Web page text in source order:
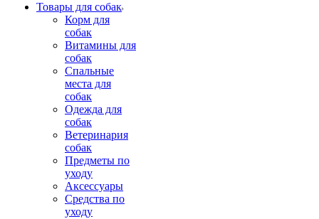
Товары для собак
Корм для
собак
Витамины для
собак
Спальные
места для
собак
Одежда для
собак
Ветеринария
собак
Предметы по
уходу
Аксессуары
Средства по
уходу